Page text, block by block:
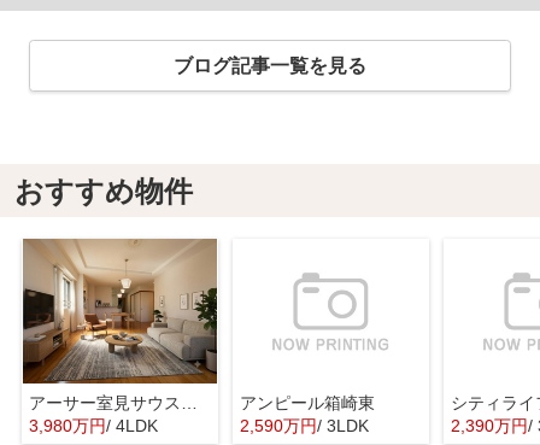
ブログ記事一覧を見る
おすすめ物件
3,980万円/ 4LDK
アンピール箱崎東
2,590万円/ 3LDK
シティラ
2,390万円/